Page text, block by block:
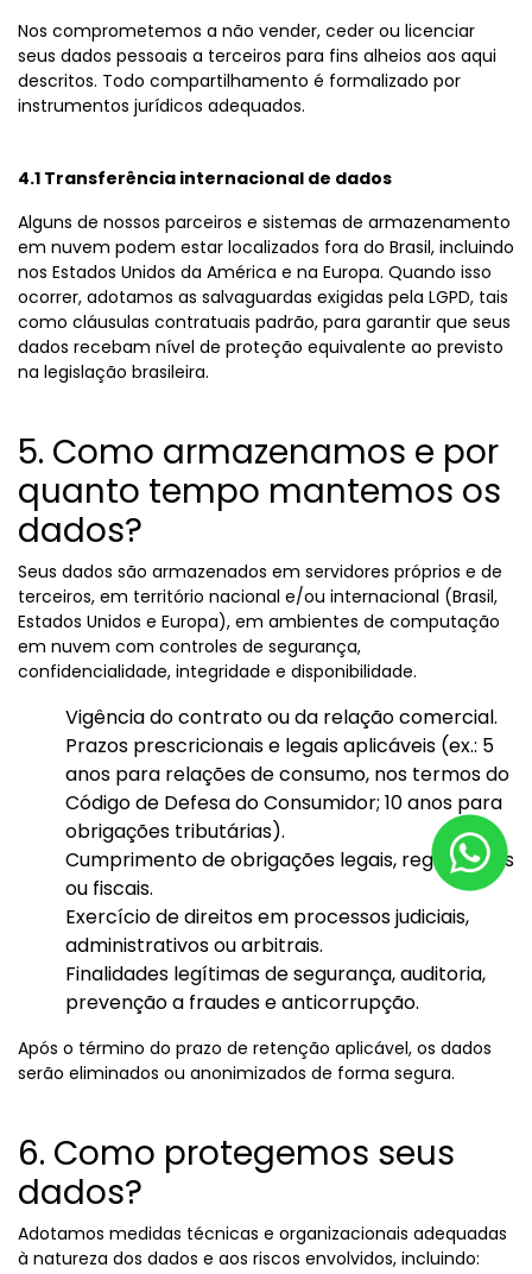
Nos comprometemos a não vender, ceder ou licenciar
seus dados pessoais a terceiros para fins alheios aos aqui
descritos. Todo compartilhamento é formalizado por
instrumentos jurídicos adequados.
4.1 Transferência internacional de dados
Alguns de nossos parceiros e sistemas de armazenamento
em nuvem podem estar localizados fora do Brasil, incluindo
nos Estados Unidos da América e na Europa. Quando isso
ocorrer, adotamos as salvaguardas exigidas pela LGPD, tais
como cláusulas contratuais padrão, para garantir que seus
dados recebam nível de proteção equivalente ao previsto
na legislação brasileira.
5. Como armazenamos e por
quanto tempo mantemos os
dados?
Seus dados são armazenados em servidores próprios e de
terceiros, em território nacional e/ou internacional (Brasil,
Estados Unidos e Europa), em ambientes de computação
em nuvem com controles de segurança,
confidencialidade, integridade e disponibilidade.
Vigência do contrato ou da relação comercial.
Prazos prescricionais e legais aplicáveis (ex.: 5
anos para relações de consumo, nos termos do
Código de Defesa do Consumidor; 10 anos para
obrigações tributárias).
Cumprimento de obrigações legais, regulatórias
ou fiscais.
Exercício de direitos em processos judiciais,
administrativos ou arbitrais.
Finalidades legítimas de segurança, auditoria,
prevenção a fraudes e anticorrupção.
Após o término do prazo de retenção aplicável, os dados
serão eliminados ou anonimizados de forma segura.
6. Como protegemos seus
dados?
Adotamos medidas técnicas e organizacionais adequadas
à natureza dos dados e aos riscos envolvidos, incluindo: